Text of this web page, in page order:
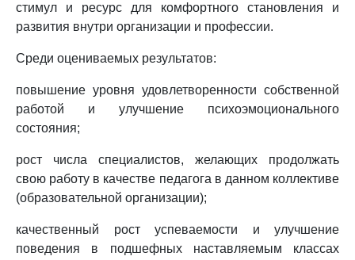
стимул и ресурс для комфортного становления и
развития внутри организации и профессии.
Среди оцениваемых результатов:
повышение уровня удовлетворенности собственной
работой и улучшение психоэмоционального
состояния;
рост числа специалистов, желающих продолжать
свою работу в качестве педагога в данном коллективе
(образовательной организации);
качественный рост успеваемости и улучшение
поведения в подшефных наставляемым классах